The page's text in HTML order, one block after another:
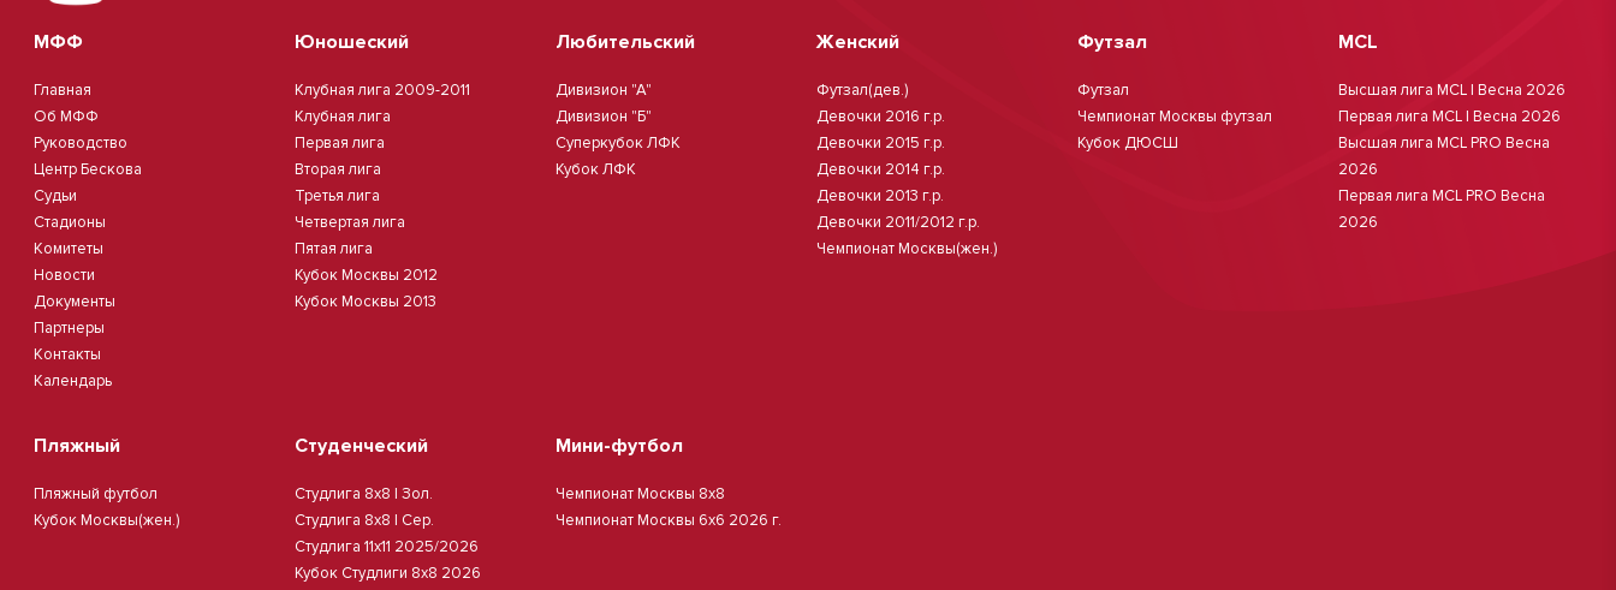
МФФ
Главная
Об МФФ
Руководство
Центр Бескова
Судьи
Стадионы
Комитеты
Новости
Документы
Партнеры
Контакты
Календарь
Юношеский
Клубная лига 2009-2011
Клубная лига
Первая лига
Вторая лига
Третья лига
Четвертая лига
Пятая лига
Кубок Москвы 2012
Кубок Москвы 2013
Любительский
Дивизион "А"
Дивизион "Б"
Суперкубок ЛФК
Кубок ЛФК
Женский
Футзал(дев.)
Девочки 2016 г.р.
Девочки 2015 г.р.
Девочки 2014 г.р.
Девочки 2013 г.р.
Девочки 2011/2012 г.р.
Чемпионат Москвы(жен.)
Футзал
Футзал
Чемпионат Москвы футзал
Кубок ДЮСШ
MCL
Высшая лига MCL | Весна 2026
Первая лига MCL | Весна 2026
Высшая лига MCL PRO Весна
2026
Первая лига MCL PRO Весна
2026
Пляжный
Пляжный футбол
Кубок Москвы(жен.)
Студенческий
Студлига 8х8 | Зол.
Студлига 8х8 | Сер.
Студлига 11х11 2025/2026
Кубок Студлиги 8х8 2026
Мини-футбол
Чемпионат Москвы 8х8
Чемпионат Москвы 6х6 2026 г.